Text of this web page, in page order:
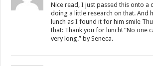
Nice read, I just passed this onto a
doing a little research on that. And
lunch as I found it for him smile
that: Thank you for lunch! “No one
very long.” by Seneca.